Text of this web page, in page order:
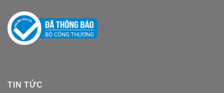
TIN TỨC